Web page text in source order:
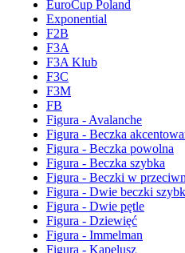
EuroCup Poland
Exponential
F2B
F3A
F3A Klub
F3C
F3M
FB
Figura - Avalanche
Figura - Beczka
Figura - Beczka powolna
Figura - Beczka szybka
Figura - Beczki w
Figura - Dwie beczki
Figura - Dwie pętle
Figura - Dziewięć
Figura - Immelman
Figura - Kapelusz